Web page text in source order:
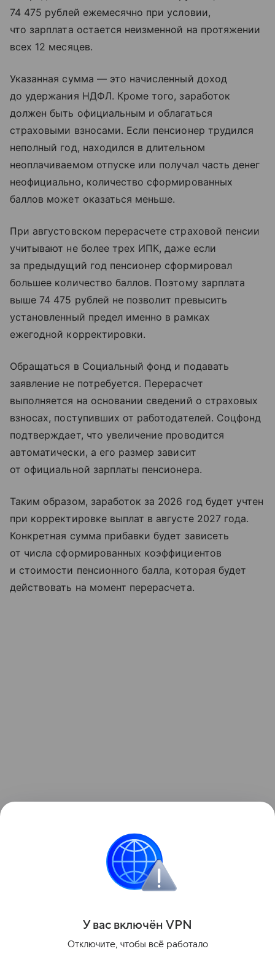
74 475 рублей ежемесячно при условии,
что зарплата остается неизменной на протяжении
всех 12 месяцев.
Указанная сумма — это начисленный доход
до удержания НДФЛ. Кроме того, заработок
должен быть официальным и облагаться
страховыми взносами. Если пенсионер трудился
неполный год, находился в длительном
неоплачиваемом отпуске или получал часть денег
неофициально, количество сформированных
баллов может оказаться меньше.
При августовском перерасчете страховой пенсии
учитывают не более трех ИПК, даже если
за предыдущий год пенсионер сформировал
большее количество баллов. Поэтому зарплата
выше 74 475 рублей не позволит превысить
установленный предел именно в рамках
ежегодной корректировки.
Обращаться в Социальный фонд и подавать
заявление не потребуется. Перерасчет
выполняется на основании сведений о страховых
взносах, поступивших от работодателей. Соцфонд
подтверждает, что увеличение проводится
автоматически, а его размер зависит
от официальной зарплаты пенсионера.
Таким образом, заработок за 2026 год будет учтен
при корректировке выплат в августе 2027 года.
Конкретная сумма прибавки будет зависеть
от числа сформированных коэффициентов
и стоимости пенсионного балла, которая будет
действовать на момент перерасчета.
Читайте также: Россиян обяжут заранее
подтверждать уход за пенсионерами
и инвалидами для стажа.
Поделиться
У вас включён VPN
Отключите, чтобы всё работало